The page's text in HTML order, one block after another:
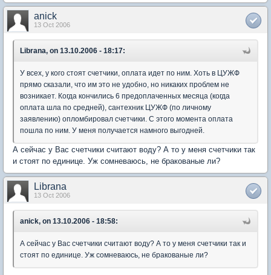
anick
13 Oct 2006
Librana, on 13.10.2006 - 18:17:
У всех, у кого стоят счетчики, оплата идет по ним. Хоть в ЦУЖФ
прямо сказали, что им это не удобно, но никаких проблем не
возникает. Когда кончились 6 предоплаченных месяца (когда
оплата шла по средней), сантехник ЦУЖФ (по личному
заявлению) опломбировал счетчики. С этого момента оплата
пошла по ним. У меня получается намного выгодней.
А сейчас у Вас счетчики считают воду? А то у меня счетчики так
и стоят по единице. Уж сомневаюсь, не бракованые ли?
Librana
13 Oct 2006
anick, on 13.10.2006 - 18:58:
А сейчас у Вас счетчики считают воду? А то у меня счетчики так и
стоят по единице. Уж сомневаюсь, не бракованые ли?